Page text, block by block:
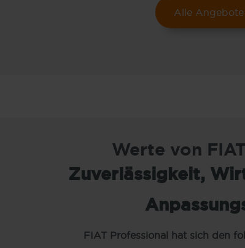
Alle
Werte von
Zuverlässigkeit,
FIAT Professional hat sich den